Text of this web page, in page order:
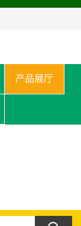
产品展厅